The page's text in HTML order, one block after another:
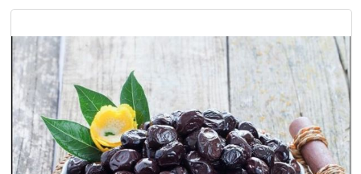
ANASAYFA
KATEGORİ
HAKKIMIZDA